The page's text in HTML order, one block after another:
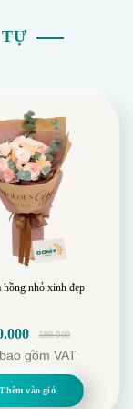
hồng nhỏ xinh đẹp
599.000
gồm VAT
Thêm vào giỏ